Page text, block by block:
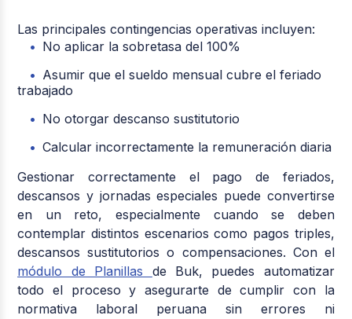
Las principales contingencias operativas incluyen:
No aplicar la sobretasa del 100%
Asumir que el sueldo mensual cubre el feriado
trabajado
No otorgar descanso sustitutorio
Calcular incorrectamente la remuneración diaria
Gestionar correctamente el pago de feriados,
descansos y jornadas especiales puede convertirse
en un reto, especialmente cuando se deben
contemplar distintos escenarios como pagos triples,
descansos sustitutorios o compensaciones. Con el
módulo de Planillas de Buk, puedes automatizar
todo el proceso y asegurarte de cumplir con la
normativa laboral peruana sin errores ni